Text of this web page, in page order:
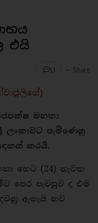
එයි
13 - Share
මහතා
ලංකාවට පැමිණෙනු
කරයි.
හෙට (24) නැවත
පෙර පැවසුව ද එම
ඇතැයි තව